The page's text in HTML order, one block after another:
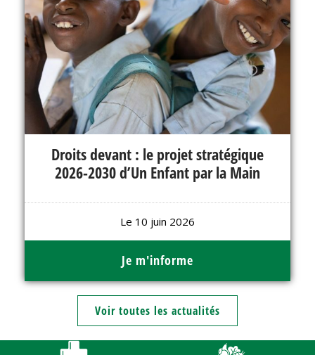
Bienvenue,
Droits devant : le projet stratégique
2026-2030 d’Un Enfant par la Main
Le 10 juin 2026
Je m'informe
Voir toutes les actualités